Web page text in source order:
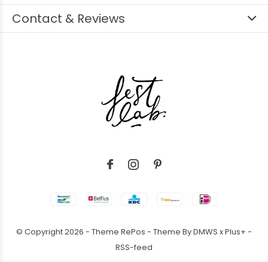
Contact & Reviews
© Copyright2026 - Theme RePos - Theme ByDMWS xPlus+ -
RSS-feed